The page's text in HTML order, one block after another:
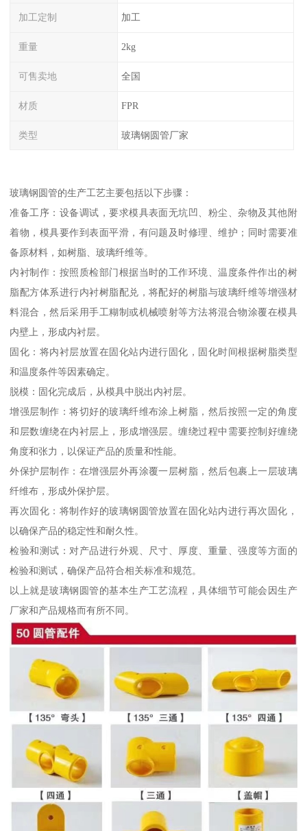
加工定制 加工
重量 2kg
可售卖地 全国
材质 FPR
类型 玻璃钢圆管厂家
玻璃钢圆管的生产工艺主要包括以下步骤：
准备工序：设备调试，要求模具表面无坑凹、粉尘、杂物及其他附
着物，模具要作到表面平滑，有问题及时修理、维护；同时需要准
备原材料，如树脂、玻璃纤维等。
内衬制作：按照质检部门根据当时的工作环境、温度条件作出的树
脂配方体系进行内衬树脂配兑，将配好的树脂与玻璃纤维等增强材
料混合，然后采用手工糊制或机械喷射等方法将混合物涂覆在模具
内壁上，形成内衬层。
固化：将内衬层放置在固化站内进行固化，固化时间根据树脂类型
和温度条件等因素确定。
脱模：固化完成后，从模具中脱出内衬层。
增强层制作：将切好的玻璃纤维布涂上树脂，然后按照一定的角度
和层数缠绕在内衬层上，形成增强层。缠绕过程中需要控制好缠绕
角度和张力，以保证产品的质量和性能。
外保护层制作：在增强层外再涂覆一层树脂，然后包裹上一层玻璃
纤维布，形成外保护层。
再次固化：将制作好的玻璃钢圆管放置在固化站内进行再次固化，
以确保产品的稳定性和耐久性。
检验和测试：对产品进行外观、尺寸、厚度、重量、强度等方面的
检验和测试，确保产品符合相关标准和规范。
以上就是玻璃钢圆管的基本生产工艺流程，具体细节可能会因生产
厂家和产品规格而有所不同。